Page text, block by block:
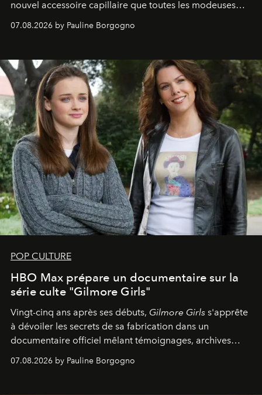
nouvel accessoire capillaire que toutes les modeuses
07.08.2026 by Pauline Borgogno
POP CULTURE
HBO Max prépare un documentaire sur la
série culte "Gilmore Girls"
Vingt-cinq ans après ses débuts, Gilmore Girls s'apprête
à dévoiler les secrets de sa fabrication dans un
documentaire officiel mêlant témoignages, archives
générationnel.
07.08.2026 by Pauline Borgogno